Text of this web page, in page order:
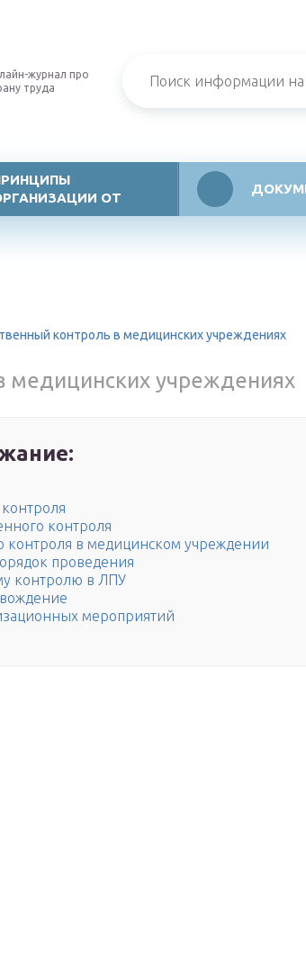
журнал про
труда
ОТ
контроль в медицинских учреждениях
медицинских учреждениях
контроля
контроля в медицинском учреждении
проведения
контролю в ЛПУ
мероприятий